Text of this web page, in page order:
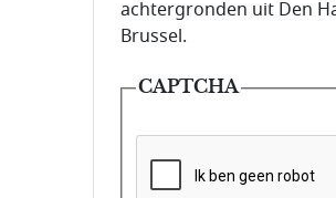
achtergronden uit Den
Brussel.
CAPTCHA